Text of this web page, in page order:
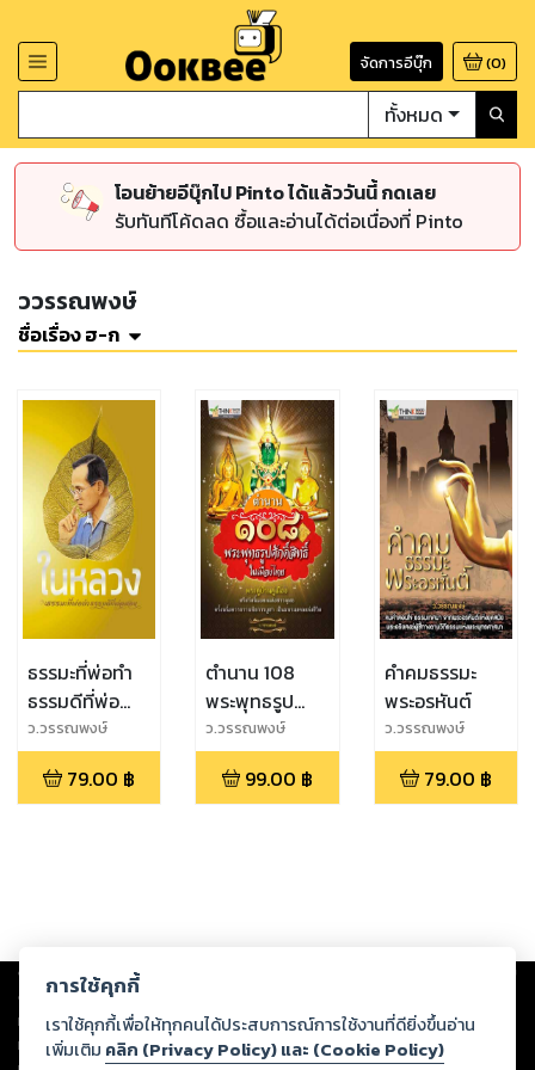
จัดการอีบุ๊ก (0)
ทั้งหมด
โอนย้ายอีบุ๊กไป Pinto ได้แล้ววันนี้ กดเลย
รับทันทีโค้ดลด ซื้อและอ่านได้ต่อเนื่องที่ Pinto
ววรรณพงษ์
ชื่อเรื่อง ฮ-ก
ธรรมะที่พ่อทำ
ธรรมดีที่พ่อ
สอน
ว.วรรณพงษ์
79.00 ฿
ตำนาน 108
พระพุทธรูป
ศักดิ์สิทธิ์ใน
เมืองไทย
ว.วรรณพงษ์
99.00 ฿
คำคมธรรมะ
พระอรหันต์
ว.วรรณพงษ์
79.00 ฿
Copyright © 2026
ต่อผลงานหรือเนื้อหาใดที่อัปโหลดผ่านเว็บไซต์และปรากฏว่าละเมิดสิทธิใน
ทรัพย์สินทางปัญญาของบุคคลอื่นหรือขัดต่อกฎหมายและศีลธรรม ดังนั้น ผู้อ่าน
ทุกท่านโปรดใช้วิจารณญาณในการกลั่นกรองด้วยตนเอง และหากท่านพบว่าส่วน
การใช้คุกกี้
เราใช้คุกกี้เพื่อให้ทุกคนได้ประสบการณ์การใช้งานที่ดียิ่งขึ้นอ่าน
เพิ่มเติม คลิก (Privacy Policy) และ (Cookie Policy)